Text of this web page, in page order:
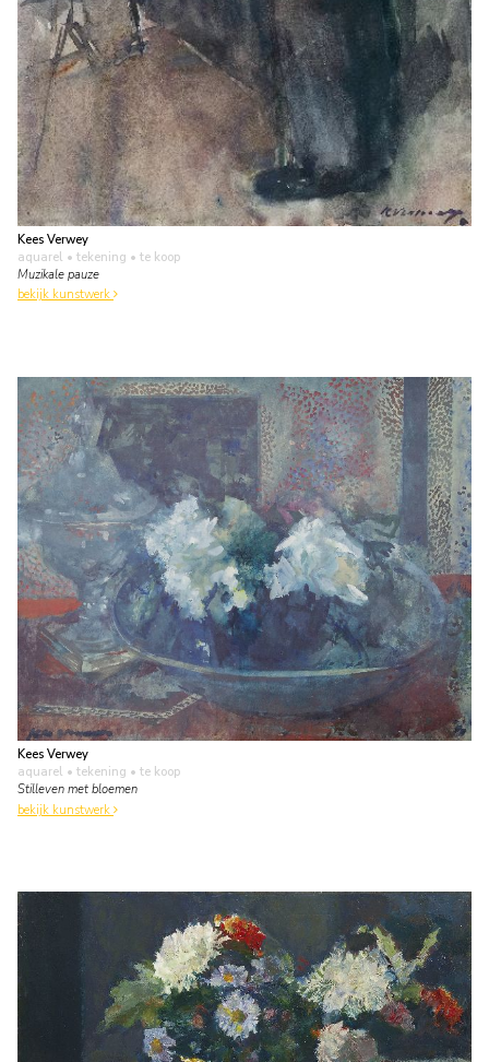
Kees Verwey
aquarel • tekening • te koop
Muzikale pauze
bekijk kunstwerk
Kees Verwey
aquarel • tekening • te koop
Stilleven met bloemen
bekijk kunstwerk